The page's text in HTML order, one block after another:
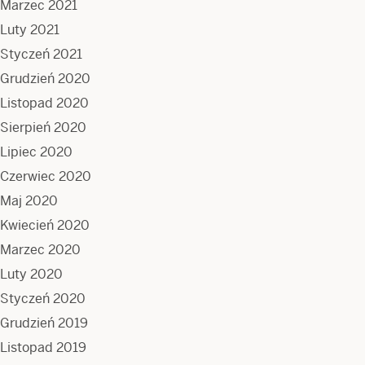
Marzec 2021
Luty 2021
Styczeń 2021
Grudzień 2020
Listopad 2020
Sierpień 2020
Lipiec 2020
Czerwiec 2020
Maj 2020
Kwiecień 2020
Marzec 2020
Luty 2020
Styczeń 2020
Grudzień 2019
Listopad 2019